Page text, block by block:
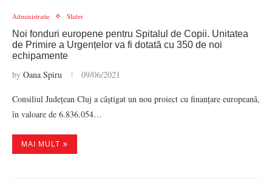
Administratie Slider
Noi fonduri europene pentru Spitalul de Copii. Unitatea
de Primire a Urgențelor va fi dotată cu 350 de noi
echipamente
by Oana Spiru 09/06/2021
Consiliul Județean Cluj a câștigat un nou proiect cu finanțare europeană,
în valoare de 6.836.054…
MAI MULT